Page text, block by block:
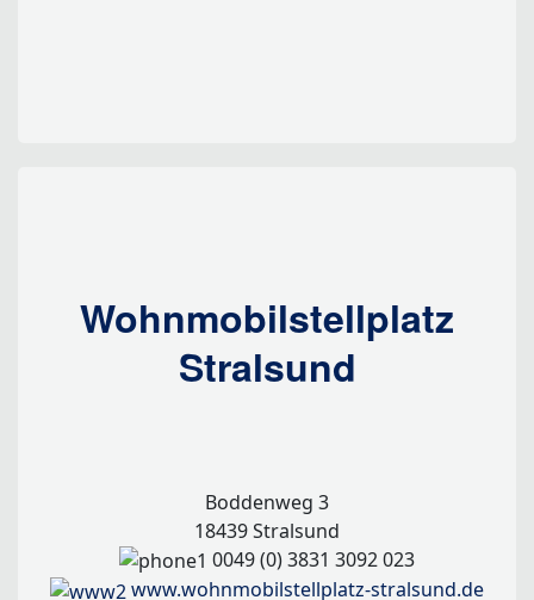
Wohnmobilstellplatz
Stralsund
Boddenweg 3
18439 Stralsund
0049 (0) 3831 3092 023
www.wohnmobilstellplatz-stralsund.de